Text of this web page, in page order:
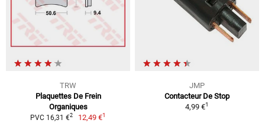
TRW
Plaquettes De Frein
Organiques
PVC 16,31 €2 12,49 €1
JMP
Contacteur De Stop
4,99 €1